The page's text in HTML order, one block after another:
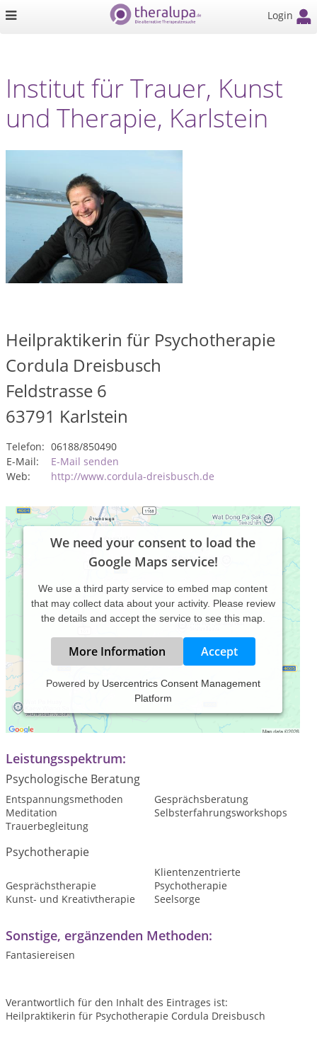
Login
Institut für Trauer, Kunst
und Therapie, Karlstein
Heilpraktikerin für Psychotherapie
Cordula Dreisbusch
Feldstrasse 6
63791 Karlstein
Telefon: 06188/850490
E-Mail:
E-Mail senden
Web:
http://www.cordula-dreisbusch.de
We need your consent to load the
Google Maps service!
We use a third party service to embed map content
that may collect data about your activity. Please review
the details and accept the service to see this map.
More Information Accept
Powered by Usercentrics Consent Management
Platform
Praxiszeiten:
Termine erfolgen nach telefonischer Vereinbarung.
Leistungsspektrum:
Psychologische Beratung
Entspannungsmethoden
Gesprächsberatung
Meditation
Selbsterfahrungsworkshops
Trauerbegleitung
Psychotherapie
Gesprächstherapie
Klientenzentrierte
Psychotherapie
Kunst- und Kreativtherapie
Seelsorge
Sonstige, ergänzenden Methoden:
Fantasiereisen
Verantwortlich für den Inhalt des Eintrages ist:
Heilpraktikerin für Psychotherapie Cordula Dreisbusch